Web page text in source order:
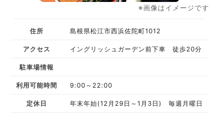
※画像はイメージです
住所 島根県松江市西浜佐陀町1012
アクセス イングリッシュガーデン前下車 徒歩20分
駐車場情報
利用可能時間 9:00～22:00
定休日 年末年始(12月29日～1月3日) 毎週月曜日